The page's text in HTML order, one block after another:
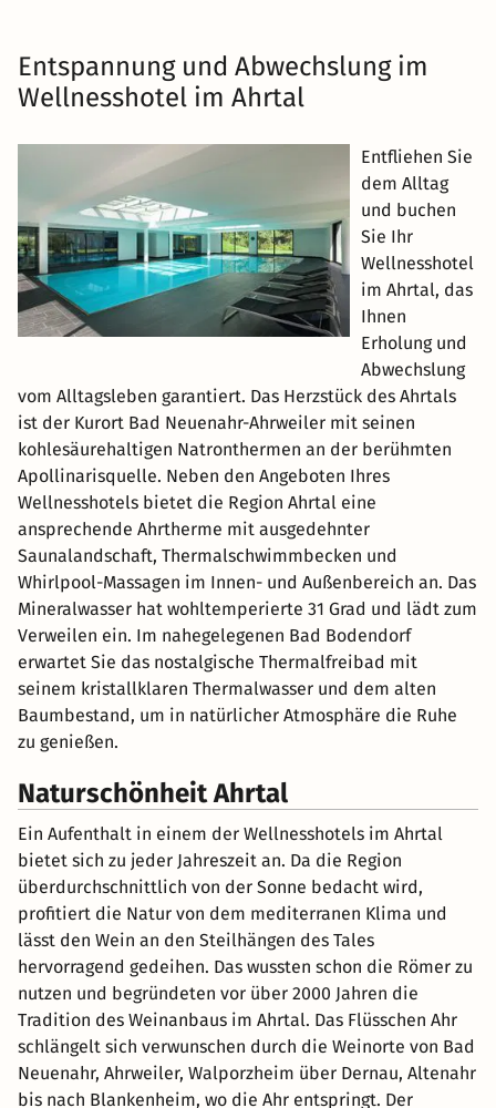
Entspannung und Abwechslung im
Wellnesshotel im Ahrtal
Entfliehen Sie
dem Alltag
und buchen
Sie Ihr
Wellnesshotel
im Ahrtal, das
Ihnen
Erholung und
Abwechslung
vom Alltagsleben garantiert. Das Herzstück des Ahrtals
ist der Kurort Bad Neuenahr-Ahrweiler mit seinen
kohlesäurehaltigen Natronthermen an der berühmten
Apollinarisquelle. Neben den Angeboten Ihres
Wellnesshotels bietet die Region Ahrtal eine
ansprechende Ahrtherme mit ausgedehnter
Saunalandschaft, Thermalschwimmbecken und
Whirlpool-Massagen im Innen- und Außenbereich an. Das
Mineralwasser hat wohltemperierte 31 Grad und lädt zum
Verweilen ein. Im nahegelegenen Bad Bodendorf
erwartet Sie das nostalgische Thermalfreibad mit
seinem kristallklaren Thermalwasser und dem alten
Baumbestand, um in natürlicher Atmosphäre die Ruhe
zu genießen.
Naturschönheit Ahrtal
Ein Aufenthalt in einem der Wellnesshotels im Ahrtal
bietet sich zu jeder Jahreszeit an. Da die Region
überdurchschnittlich von der Sonne bedacht wird,
profitiert die Natur von dem mediterranen Klima und
lässt den Wein an den Steilhängen des Tales
hervorragend gedeihen. Das wussten schon die Römer zu
nutzen und begründeten vor über 2000 Jahren die
Tradition des Weinanbaus im Ahrtal. Das Flüsschen Ahr
schlängelt sich verwunschen durch die Weinorte von Bad
Neuenahr, Ahrweiler, Walporzheim über Dernau, Altenahr
bis nach Blankenheim, wo die Ahr entspringt. Der